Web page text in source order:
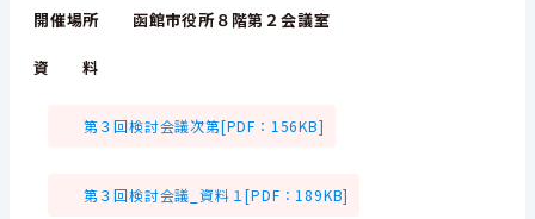
開催場所 函館市役所８階第２会議室
資 料
第３回検討会議次第[PDF：156KB]
第３回検討会議_資料１[PDF：189KB]